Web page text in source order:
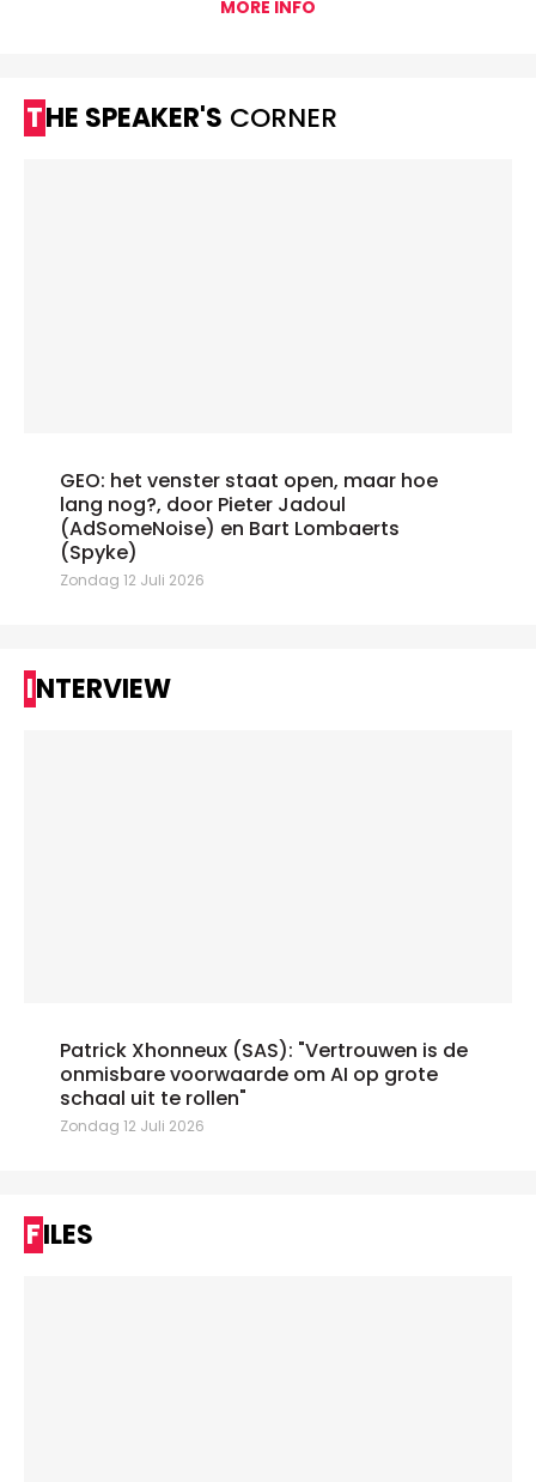
MORE INFO
THE SPEAKER'S CORNER
GEO: het venster staat open, maar hoe
lang nog?, door Pieter Jadoul
(AdSomeNoise) en Bart Lombaerts
(Spyke)
Zondag 12 Juli 2026
INTERVIEW
Patrick Xhonneux (SAS): "Vertrouwen is de
onmisbare voorwaarde om AI op grote
schaal uit te rollen"
Zondag 12 Juli 2026
FILES